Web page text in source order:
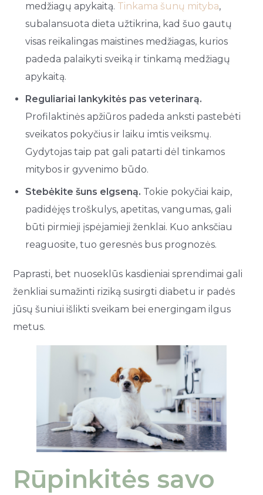
medžiagų apykaitą. Tinkama šunų mityba,
subalansuota dieta užtikrina, kad šuo gautų
visas reikalingas maistines medžiagas, kurios
padeda palaikyti sveiką ir tinkamą medžiagų
apykaitą.
Reguliariai lankykitės pas veterinarą.
Profilaktinės apžiūros padeda anksti pastebėti
sveikatos pokyčius ir laiku imtis veiksmų.
Gydytojas taip pat gali patarti dėl tinkamos
mitybos ir gyvenimo būdo.
Stebėkite šuns elgseną. Tokie pokyčiai kaip,
padidėjęs troškulys, apetitas, vangumas, gali
būti pirmieji įspėjamieji ženklai. Kuo anksčiau
reaguosite, tuo geresnės bus prognozės.
Paprasti, bet nuoseklūs kasdieniai sprendimai gali
ženkliai sumažinti riziką susirgti diabetu ir padės
jūsų šuniui išlikti sveikam bei energingam ilgus
metus.
Rūpinkitės savo